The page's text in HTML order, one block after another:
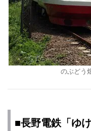
のぶどう
■長野電鉄「ゆ